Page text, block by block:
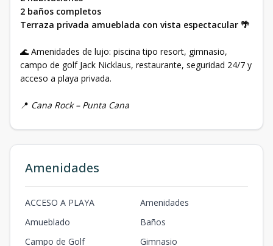
2 baños completos
Terraza privada amueblada con vista espectacular 🌴
🌊 Amenidades de lujo: piscina tipo resort, gimnasio,
campo de golf Jack Nicklaus, restaurante, seguridad 24/7 y
acceso a playa privada.
📍 Cana Rock – Punta Cana
Amenidades
ACCESO A PLAYA
Amenidades
Amueblado
Baños
Campo de Golf
Gimnasio